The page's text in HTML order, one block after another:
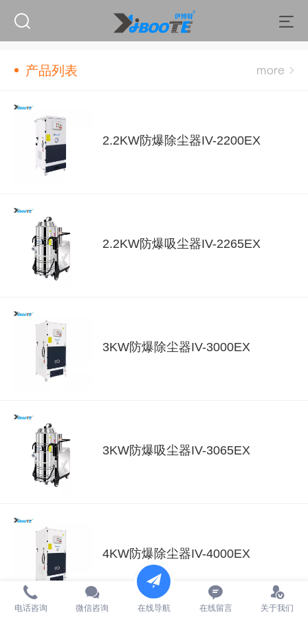
产品列表
2.2KW防爆除尘器IV-2200EX
2.2KW防爆吸尘器IV-2265EX
3KW防爆除尘器IV-3000EX
3KW防爆吸尘器IV-3065EX
4KW防爆除尘器IV-4000EX
电话咨询 微信咨询 在线导航 在线留言 关于我们